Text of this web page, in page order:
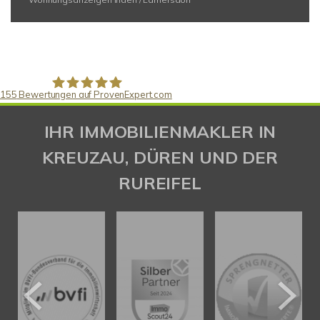
Gaspar Immobilienberatung
155 Bewertungen auf ProvenExpert.com
IHR IMMOBILIENMAKLER IN
KREUZAU, DÜREN UND DER
RUREIFEL